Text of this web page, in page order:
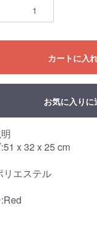
カートに入
お気に入りに
x 32 x 25 cm
リエステル